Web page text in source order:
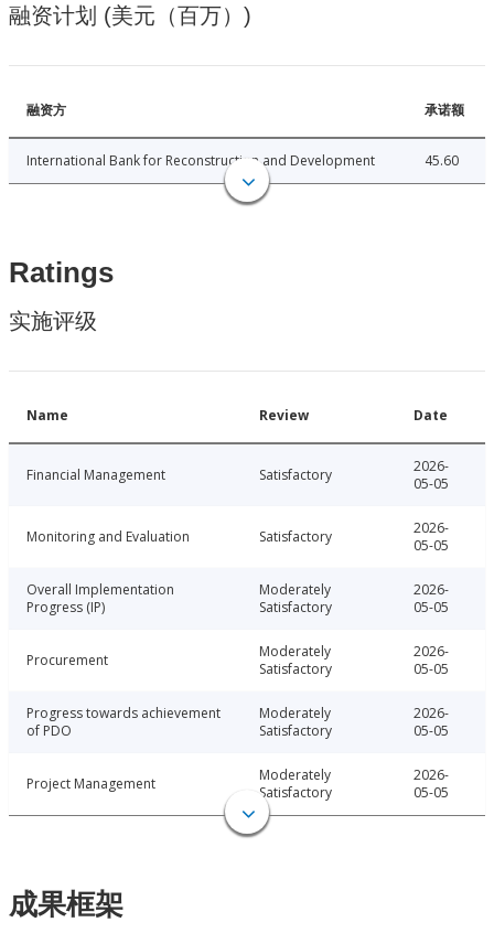
融资计划 (美元（百万）)
融资方 承诺额
International Bank for Reconstruction and Development 45.60
Ratings
实施评级
Name Review Date
Financial Management Satisfactory
2026-
05-05
Monitoring and Evaluation Satisfactory
2026-
05-05
Overall Implementation
Progress (IP)
Moderately
Satisfactory
2026-
05-05
Procurement
Moderately
Satisfactory
2026-
05-05
Progress towards achievement
of PDO
Moderately
Satisfactory
2026-
05-05
Project Management
Moderately
Satisfactory
2026-
05-05
成果框架